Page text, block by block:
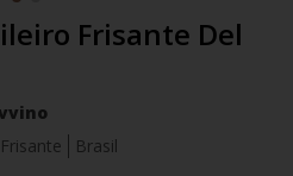
Frisante Del
Frisante
Brasil